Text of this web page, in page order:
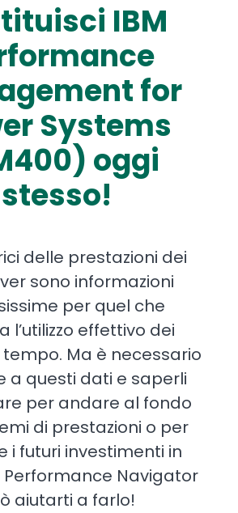
IBM
for
Systems
oggi
stesso!
delle prestazioni dei
sono informazioni
per quel che
l’utilizzo effettivo dei
Ma è necessario
a questi dati e saperli
per andare al fondo
di prestazioni o per
i futuri investimenti in
Navigator
aiutarti a farlo!